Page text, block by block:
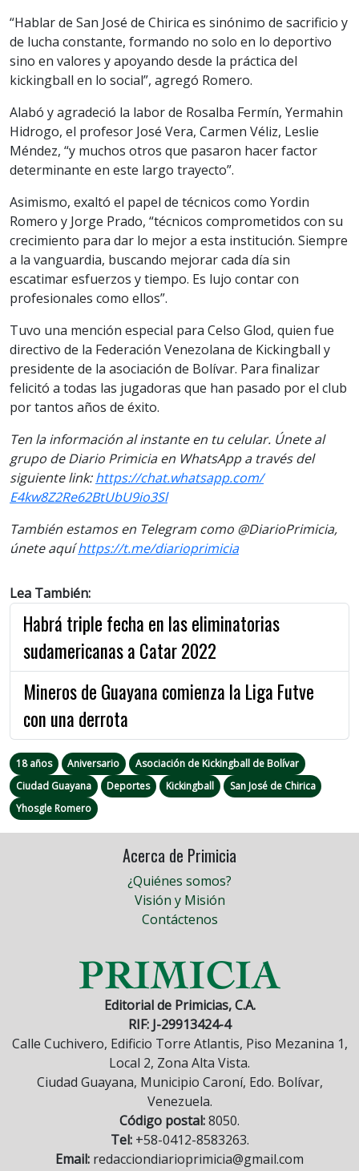
“Hablar de San José de Chirica es sinónimo de sacrificio y
de lucha constante, formando no solo en lo deportivo
sino en valores y apoyando desde la práctica del
kickingball en lo social”, agregó Romero.
Alabó y agradeció la labor de Rosalba Fermín, Yermahin
Hidrogo, el profesor José Vera, Carmen Véliz, Leslie
Méndez, “y muchos otros que pasaron hacer factor
determinante en este largo trayecto”.
Asimismo, exaltó el papel de técnicos como Yordin
Romero y Jorge Prado, “técnicos comprometidos con su
crecimiento para dar lo mejor a esta institución. Siempre
a la vanguardia, buscando mejorar cada día sin
escatimar esfuerzos y tiempo. Es lujo contar con
profesionales como ellos”.
Tuvo una mención especial para Celso Glod, quien fue
directivo de la Federación Venezolana de Kickingball y
presidente de la asociación de Bolívar. Para finalizar
felicitó a todas las jugadoras que han pasado por el club
por tantos años de éxito.
Ten la información al instante en tu celular. Únete al
grupo de Diario Primicia en WhatsApp a través del
siguiente link: https://chat.whatsapp.com/
E4kw8Z2Re62BtUbU9io3Sl
También estamos en Telegram como @DiarioPrimicia,
únete aquíhttps://t.me/diarioprimicia
Lea También:
Habrá triple fecha en las eliminatorias
sudamericanas a Catar 2022
Mineros de Guayana comienza la Liga Futve
con una derrota
18 años Aniversario
Asociación de Kickingball de Bolívar
Ciudad Guayana
Deportes Kickingball
San José de Chirica
Yhosgle Romero
Acerca de Primicia
¿Quiénes somos?
Visión y Misión
Contáctenos
Editorial de Primicias, C.A.
RIF: J-29913424-4
Calle Cuchivero, Edificio Torre Atlantis, Piso Mezanina 1,
Local 2, Zona Alta Vista.
Ciudad Guayana, Municipio Caroní, Edo. Bolívar,
Venezuela.
Código postal:8050.
Tel:+58-0412-8583263.
Email: redacciondiarioprimicia@gmail.com